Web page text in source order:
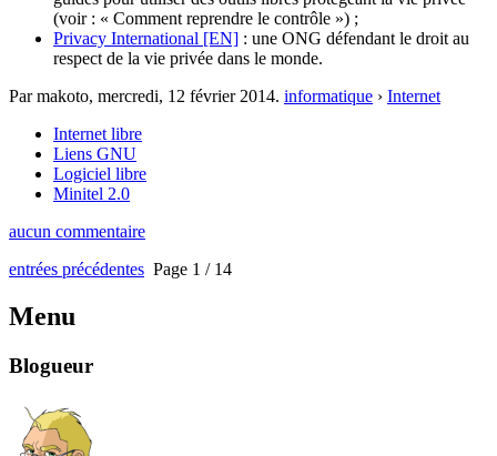
(voir : « Comment reprendre le contrôle ») ;
Privacy International [EN] : une ONG défendant le droit au
respect de la vie privée dans le monde.
Par makoto, mercredi, 12 février 2014. informatique › Internet
Internet libre
Liens GNU
Logiciel libre
Minitel 2.0
aucun commentaire
entrées précédentes Page 1 / 14
Menu
Blogueur